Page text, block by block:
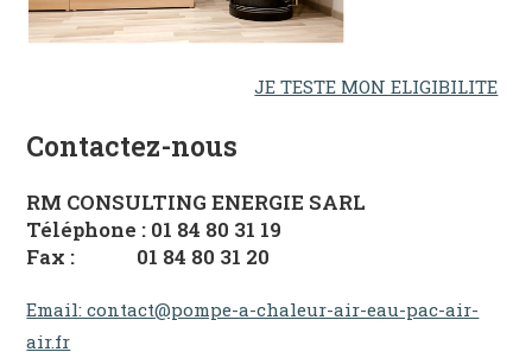
JE TESTE MON ELIGIBILITE
Contactez-nous
RM CONSULTING ENERGIE SARL
Téléphone : 01 84 80 31 19
Fax : 01 84 80 31 20
Email: contact@pompe-a-chaleur-air-eau-pac-air-
air.fr